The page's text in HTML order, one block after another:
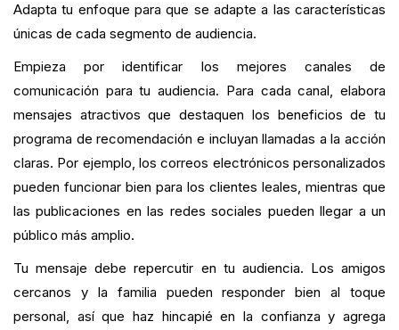
Adapta tu enfoque para que se adapte a las características
únicas de cada segmento de audiencia.
Empieza por identificar los mejores canales de
comunicación para tu audiencia. Para cada canal, elabora
mensajes atractivos que destaquen los beneficios de tu
programa de recomendación e incluyan llamadas a la acción
claras. Por ejemplo, los correos electrónicos personalizados
pueden funcionar bien para los clientes leales, mientras que
las publicaciones en las redes sociales pueden llegar a un
público más amplio.
Tu mensaje debe repercutir en tu audiencia. Los amigos
cercanos y la familia pueden responder bien al toque
personal, así que haz hincapié en la confianza y agrega